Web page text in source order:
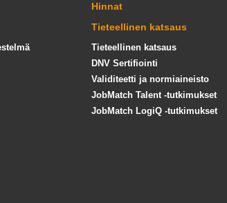
Hinnat
Tieteellinen katsaus
Tieteellinen katsaus
DNV Sertifiointi
Validiteetti ja normiaineisto
JobMatch Talent -tutkimukset
JobMatch LogiQ -tutkimukset